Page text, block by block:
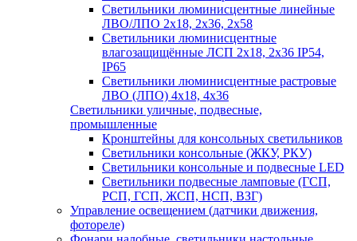
Светильники люминисцентные линейные
ЛВО/ЛПО 2х18, 2х36, 2х58
Светильники люминисцентные
влагозащищённые ЛСП 2х18, 2х36 IP54,
IP65
Светильники люминисцентные растровые
ЛВО (ЛПО) 4х18, 4х36
Светильники уличные, подвесные,
промышленные
Кронштейны для консольных светильников
Светильники консольные (ЖКУ, РКУ)
Светильники консольные и подвесные LED
Светильники подвесные ламповые (ГСП,
РСП, ГСП, ЖСП, НСП, ВЗГ)
Управление освещением (датчики движения,
фотореле)